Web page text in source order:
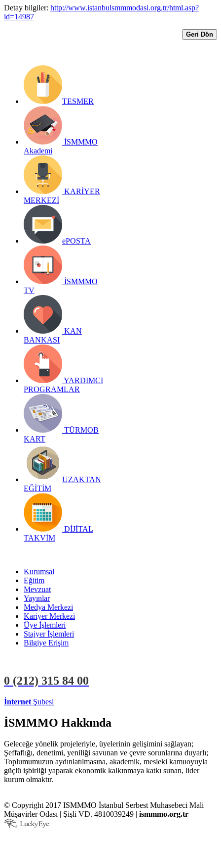
Detay bilgiler: http://www.istanbulsmmmodasi.org.tr/html.asp?
id=14987
Geri Dön
TESMER
İSMMMO
Akademi
KARİYER
MERKEZİ
ePOSTA
İSMMMO
TV
KAN
BANKASI
YARDIMCI
PROGRAMLAR
TÜRMOB
KART
UZAKTAN
EĞİTİM
DİJİTAL
TAKVİM
Kurumsal
Eğitim
Mevzuat
Yayınlar
Medya Merkezi
Kariyer Merkezi
Üye İşlemleri
Stajyer İşlemleri
Bilgiye Erişim
0 (212) 315 84 00
İnternet Şubesi
İSMMMO Hakkında
Geleceğe yönelik projeleriyle, üyelerinin gelişimini sağlayan;
Şeffaflığı, denetimi, yeniliği savunan ve çevre sorunlarına duyarlı;
Toplumumuzun aydınlatılmasına, akademik, mesleki kamuoyuyla
güçlü işbirliği yaparak ekonomik kalkınmaya katkı sunan, lider
kurum olmaktır.
© Copyright 2017 ISMMMO İstanbul Serbest Muhasebeci Mali
Müşavirler Odası | Şişli VD. 4810039249 | ismmmo.org.tr